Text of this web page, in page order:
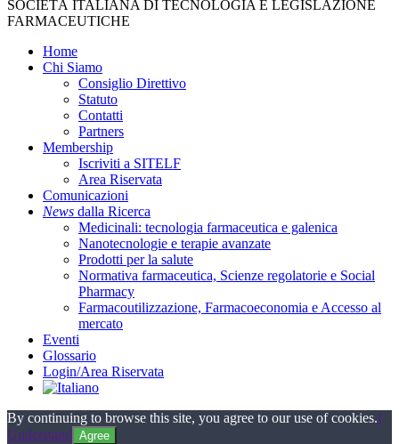
Close
Menu
SOCIETÀ ITALIANA DI TECNOLOGIA E LEGISLAZIONE
FARMACEUTICHE
Home
Chi Siamo
Consiglio Direttivo
Statuto
Contatti
Partners
Membership
Iscriviti a SITELF
Area Riservata
Comunicazioni
News dalla Ricerca
Medicinali: tecnologia farmaceutica e galenica
Nanotecnologie e terapie avanzate
Prodotti per la salute
Normativa farmaceutica, Scienze regolatorie e Social
Pharmacy
Farmacoutilizzazione, Farmacoeconomia e Accesso al
mercato
Eventi
Glossario
Login/Area Riservata
By continuing to browse this site, you agree to our use of cookies.I
Understand Agree